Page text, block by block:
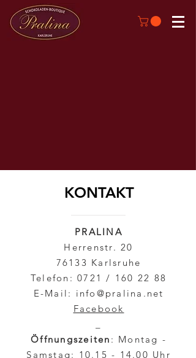
KONTAKT
PRALINA
Herrenstr. 20
76133 Karlsruhe
Telefon: 0721 / 160 22 88
E-Mail: info@pralina.net
Facebook
Öffnungszeiten : Montag -
Samstag: 10.15 - 14.00 Uhr